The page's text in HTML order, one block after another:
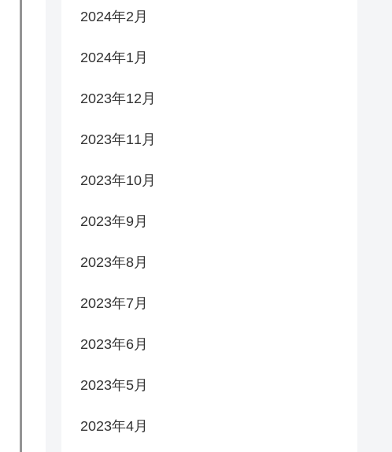
2024年2月
2024年1月
2023年12月
2023年11月
2023年10月
2023年9月
2023年8月
2023年7月
2023年6月
2023年5月
2023年4月